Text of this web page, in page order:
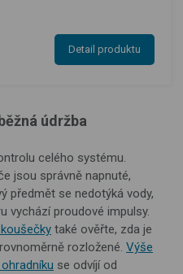
Detail produktu
údržba
celého systému.
jsou správně napnuté,
předmět se nedotýká vody,
vychází proudové impulsy.
také ověřte, zda je
rozložené. Výše
se odvíjí od